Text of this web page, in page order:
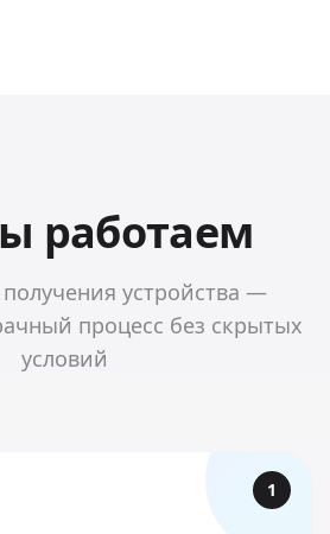
работаем
устройства —
процесс без скрытых
условий
1